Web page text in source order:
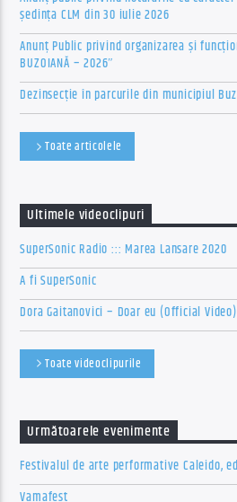
ședința CLM din 30 iulie 2026
Anunț Public privind organizarea şi
BUZOIANĂ – 2026″
Dezinsecție în parcurile din municipiul
Toate articolele
Ultimele videoclipuri
SuperSonic Radio ::: Marea Lansare 2020
A fi SuperSonic
Dora Gaitanovici – Doar eu (Official Video)
Toate videoclipurile
Următoarele evenimente
Festivalul de arte performative Caleido,
Vamafest